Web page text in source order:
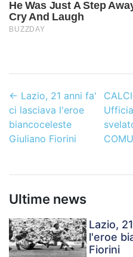
← Lazio, 21 anni fa'
ci lasciava l'eroe
biancoceleste
Giuliano Fiorini
Ultime news
Lazio,
l'eroe
Fiorini